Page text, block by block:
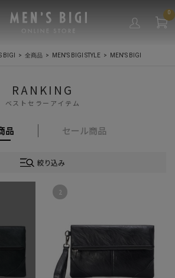
0
BIGI 全商品 MEN'S BIGI STYLE MEN'S BIGI
RANKING
ベストセラーアイテム
品 セール商品
絞り込み
2